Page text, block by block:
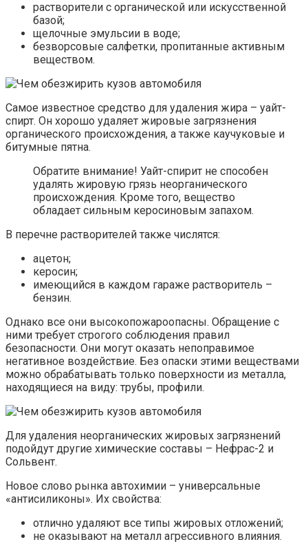
растворители с органической или искусственной
базой;
щелочные эмульсии в воде;
безворсовые салфетки, пропитанные активным
веществом.
Самое известное средство для удаления жира – уайт-
спирт. Он хорошо удаляет жировые загрязнения
органического происхождения, а также каучуковые и
битумные пятна.
Обратите внимание! Уайт-спирит не способен
удалять жировую грязь неорганического
происхождения. Кроме того, вещество
обладает сильным керосиновым запахом.
В перечне растворителей также числятся:
ацетон;
керосин;
имеющийся в каждом гараже растворитель –
бензин.
Однако все они высокопожароопасны. Обращение с
ними требует строгого соблюдения правил
безопасности. Они могут оказать непоправимое
негативное воздействие. Без опаски этими веществами
можно обрабатывать только поверхности из металла,
находящиеся на виду: трубы, профили.
Для удаления неорганических жировых загрязнений
подойдут другие химические составы – Нефрас-2 и
Сольвент.
Новое слово рынка автохимии – универсальные
«антисиликоны». Их свойства:
отлично удаляют все типы жировых отложений;
не оказывают на металл агрессивного влияния.